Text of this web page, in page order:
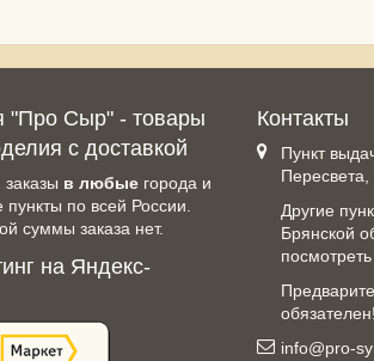
"Про Сыр" - товары
с доставкой
в любые города и
по всей России.
суммы заказа нет.
на Яндекс-
Контакты
Пункт
Пересвета,
Другие
Брянской
обязателен!
info@pro-